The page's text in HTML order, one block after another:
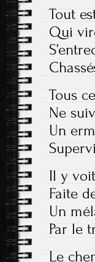
Tout
Qui
Tous
Ne
Un
Il y
Faite
Un
Par le
Le